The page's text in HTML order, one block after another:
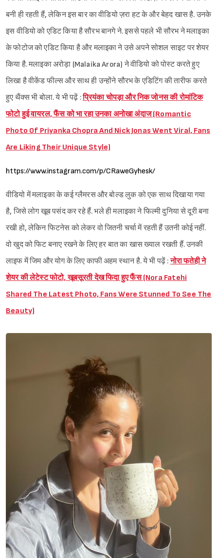
बनी ही रहती हैं, लेकिन इस बार का वीडियो ज़रा हट के और बेहद खास है. उनके
इस वीडियो को एडिट किया है सौरभ बानगे ने. इससे पहले भी सौरभ ने मलाइका
के फोटोज को एडिट किया है और मलाइका ने उसे अपने सोशल साइट पर शेयर
किया है. मलाइका अरोड़ा (Malaika Arora) ने वीडियो को पोस्ट करते हुए
लिखा है वीकेंड फील्स और साथ ही उन्होंने सौरभ के एडिटिंग की तारीफ करते
हुए थैंक्स भी बोला. ये भी पढ़ें :प्रियंका चोपड़ा और निक जोनस की रोमांटिक
फोटो हुई वायरल, फैंस को भा रहा उनका अनोखा अंदाज (Romantic
Photo Of Priyanka Chopra And Nick Jonas Went Viral, Fans
Are Liking Their Unique Style)
https://www.instagram.com/p/CRaweGyhesk/
वीडियो में मलाइका के कई ग्लैमरस और बोल्ड लुक को एक साथ दिखाया गया
है, जिसे लोग खूब पसंद कर रहे हैं. भले ही मलाइका ने फिल्मी दुनिया से दूरी बना
रखी हो, लेकिन फिटनेस को लेकर वो जितनी चर्चा में रहती हैं उतनी कोई नहीं.
वो खुद को फिट बनाए रखने के लिए हर बात का खास ख्याल रखती हैं. उनकी
लाइफ में जिम और योग के लिए काफी अहम स्थान है. ये भी पढ़ें :नोरा फतेही ने
शेयर की लेटेस्ट फोटो, खूबसूरती देख फिदा हुए फैंस (Nora Fatehi
Shared The Latest Photo, Fans Were Stunned To See The
Beauty)